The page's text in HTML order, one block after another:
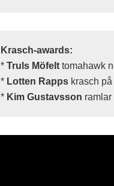
Krasch-awards:
* Truls Möfelt tomahawk
* Lotten Rapps krasch
* Kim Gustavsson ramlar